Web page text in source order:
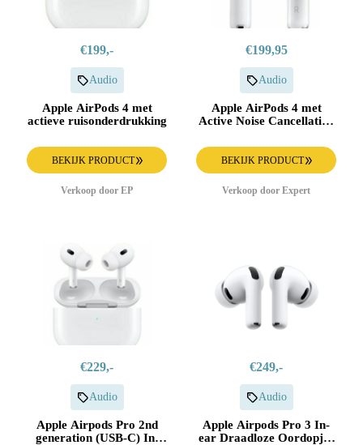
€199,-
Audio
Apple AirPods 4 met
actieve ruisonderdrukking
BEKIJK PRODUCT
Verkoop door EP
€199,95
Audio
Apple AirPods 4 met
Active Noise Cancellation
BEKIJK PRODUCT
Verkoop door Expert
€229,-
Audio
Apple Airpods Pro 2nd
generation (USB-C) In-
€249,-
Audio
Apple Airpods Pro 3 In-
ear Draadloze Oordopjes